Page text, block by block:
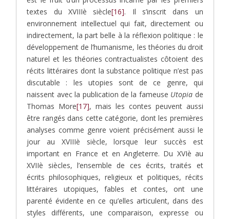
textes du XVIIIè siècle[16]. Il s’inscrit dans un
environnement intellectuel qui fait, directement ou
indirectement, la part belle à la réflexion politique : le
développement de l’humanisme, les théories du droit
naturel et les théories contractualistes côtoient des
récits littéraires dont la substance politique n’est pas
discutable : les utopies sont de ce genre, qui
naissent avec la publication de la fameuse Utopia de
Thomas More[17], mais les contes peuvent aussi
être rangés dans cette catégorie, dont les premières
analyses comme genre voient précisément aussi le
jour au XVIIIè siècle, lorsque leur succès est
important en France et en Angleterre. Du XVIè au
XVIIè siècles, l’ensemble de ces écrits, traités et
écrits philosophiques, religieux et politiques, récits
littéraires utopiques, fables et contes, ont une
parenté évidente en ce qu’elles articulent, dans des
styles différents, une comparaison, expresse ou